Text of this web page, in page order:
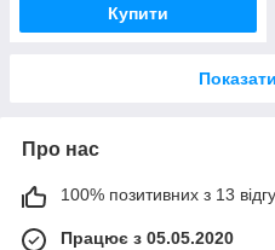
Купити
Про нас
100% позитивних з 13
Працює з 05.05.2020